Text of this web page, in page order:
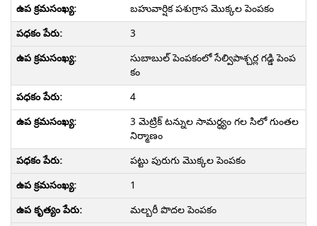
బహువార్షిక పశుగ్రాస మొక్కల పెంపకం
3
సుబాబుల్ పెంపకంలో సేల్విపాశ్చర్ల గడ్డి పెంప
కం
4
3 మెట్రిక్ టన్నుల సామర్ధ్యం గల సిలో గుంతల
నిర్మాణం
పట్టు పురుగు మొక్కల పెంపకం
1
మల్బరీ పొదల పెంపకం